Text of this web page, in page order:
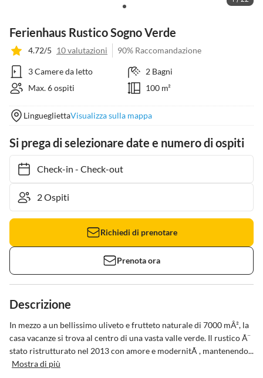
Ferienhaus Rustico Sogno Verde
4.72/5 10 valutazioni 90% Raccomandazione
3 Camere da letto
2 Bagni
Max. 6 ospiti
100 m²
LinguegliettaVisualizza sulla mappa
Si prega di selezionare date e numero di ospiti
Check-in- Check-out
Richiedi di prenotare
Prenota ora
Descrizione
In mezzo a un bellissimo uliveto e frutteto naturale di 7000 mÂ², la
casa vacanze si trova al centro di una vasta valle verde. Il rustico Ã¨
stato ristrutturato nel 2013 con amore e modernitÃ , mantenendo...
Mostra di più